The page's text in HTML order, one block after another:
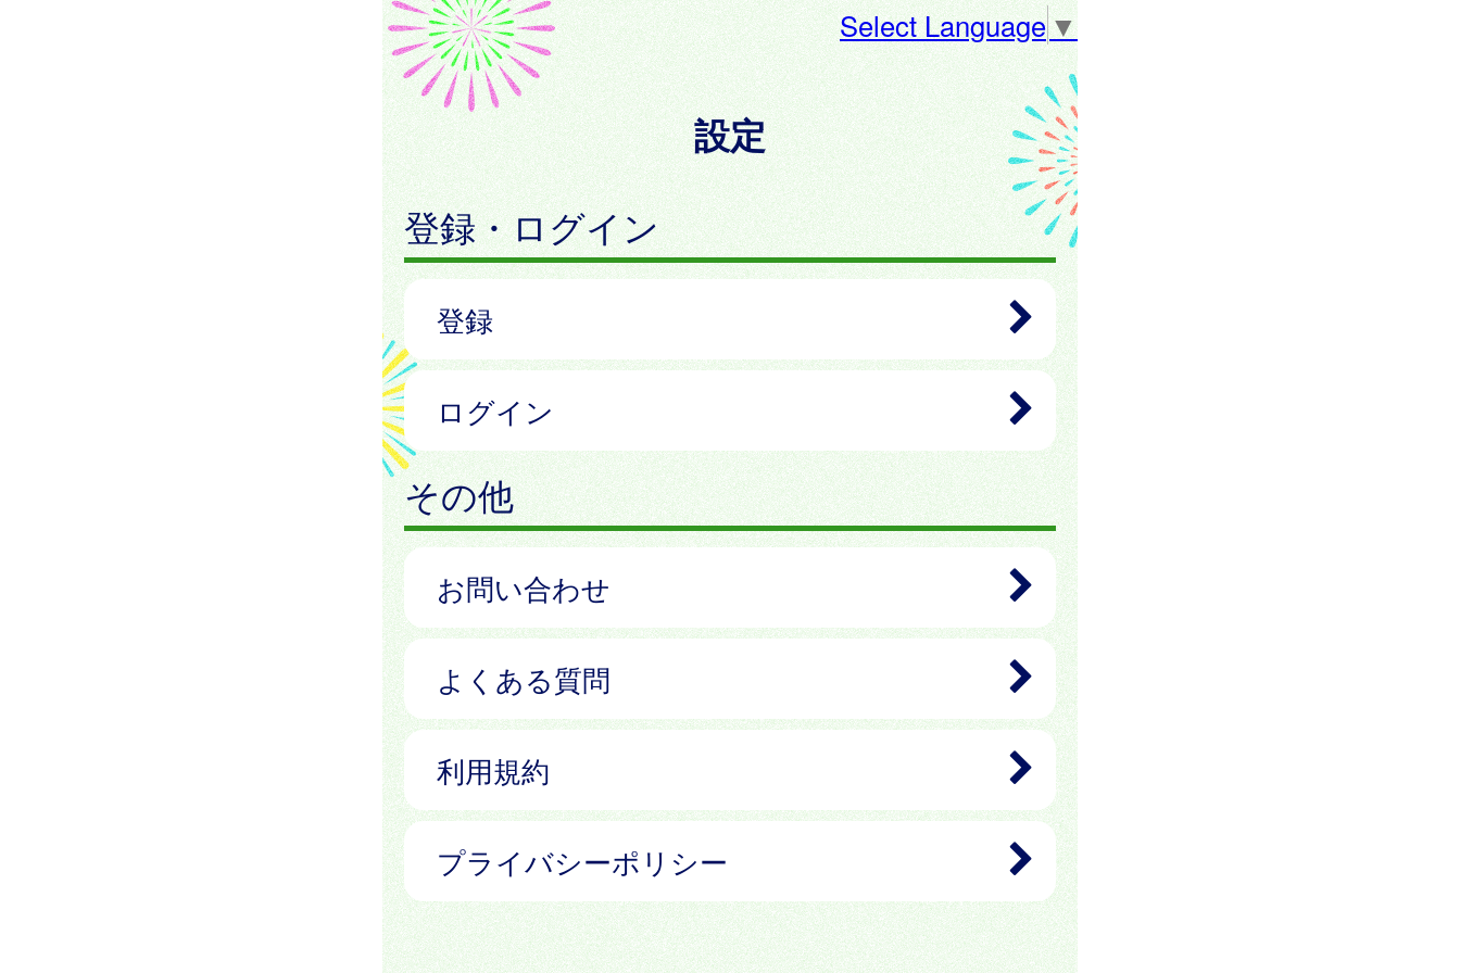
Select Language▼
設定
登録・ログイン
登録
ログイン
その他
お問い合わせ
よくある質問
利用規約
プライバシーポリシー